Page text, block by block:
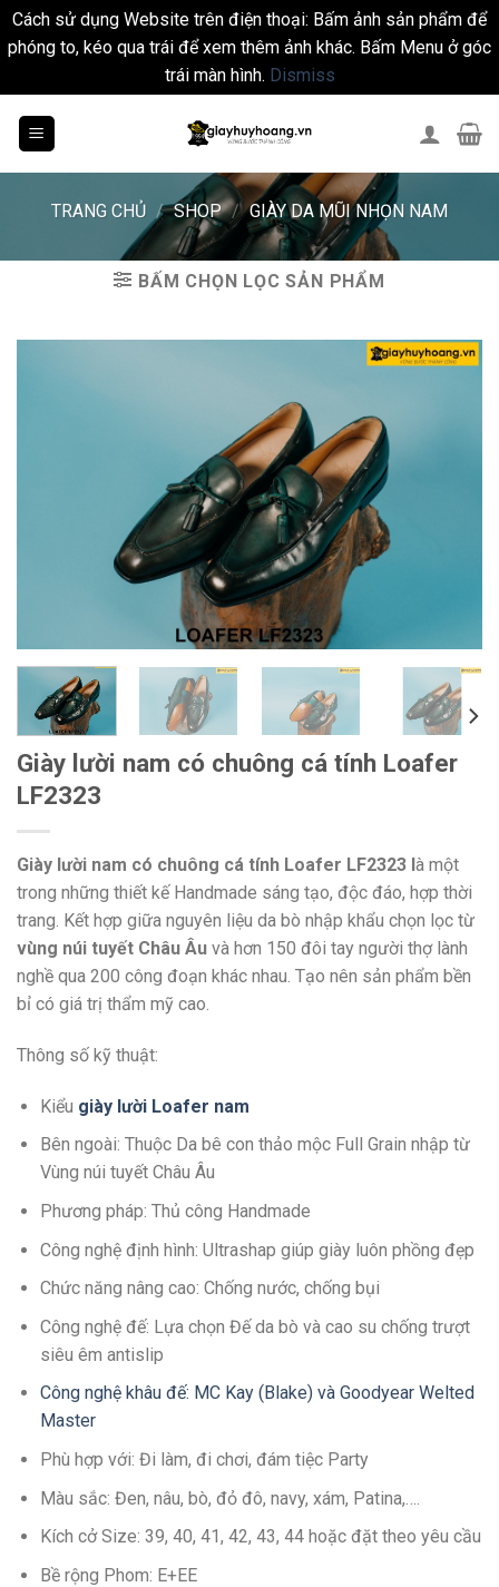
Cách sử dụng Website trên điện thoại: Bấm ảnh sản phẩm để
phóng to, kéo qua trái để xem thêm ảnh khác. Bấm Menu ở góc
trái màn hình. Dismiss
TRANG CHỦ / SHOP / GIÀY DA MŨI NHỌN NAM
BẤM CHỌN LỌC SẢN PHẨM
Giày lười nam có chuông cá tính Loafer
LF2323
Giày lười nam có chuông cá tính Loafer LF2323 l à một
trong những thiết kế Handmade sáng tạo, độc đáo, hợp thời
trang. Kết hợp giữa nguyên liệu da bò nhập khẩu chọn lọc từ
vùng núi tuyết Châu Âu và hơn 150 đôi tay người thợ lành
nghề qua 200 công đoạn khác nhau. Tạo nên sản phẩm bền
bỉ có giá trị thẩm mỹ cao.
Thông số kỹ thuật:
Kiểu giày lười Loafer nam
Bên ngoài: Thuộc Da bê con thảo mộc Full Grain nhập từ
Vùng núi tuyết Châu Âu
Phương pháp: Thủ công Handmade
Công nghệ định hình: Ultrashap giúp giày luôn phồng đẹp
Chức năng nâng cao: Chống nước, chống bụi
Công nghệ đế: Lựa chọn Đế da bò và cao su chống trượt
siêu êm antislip
Công nghệ khâu đế: MC Kay (Blake) và Goodyear Welted
Master
Phù hợp với: Đi làm, đi chơi, đám tiệc Party
Màu sắc: Đen, nâu, bò, đỏ đô, navy, xám, Patina,….
Kích cở Size: 39, 40, 41, 42, 43, 44 hoặc đặt theo yêu cầu
Bề rộng Phom: E+EE